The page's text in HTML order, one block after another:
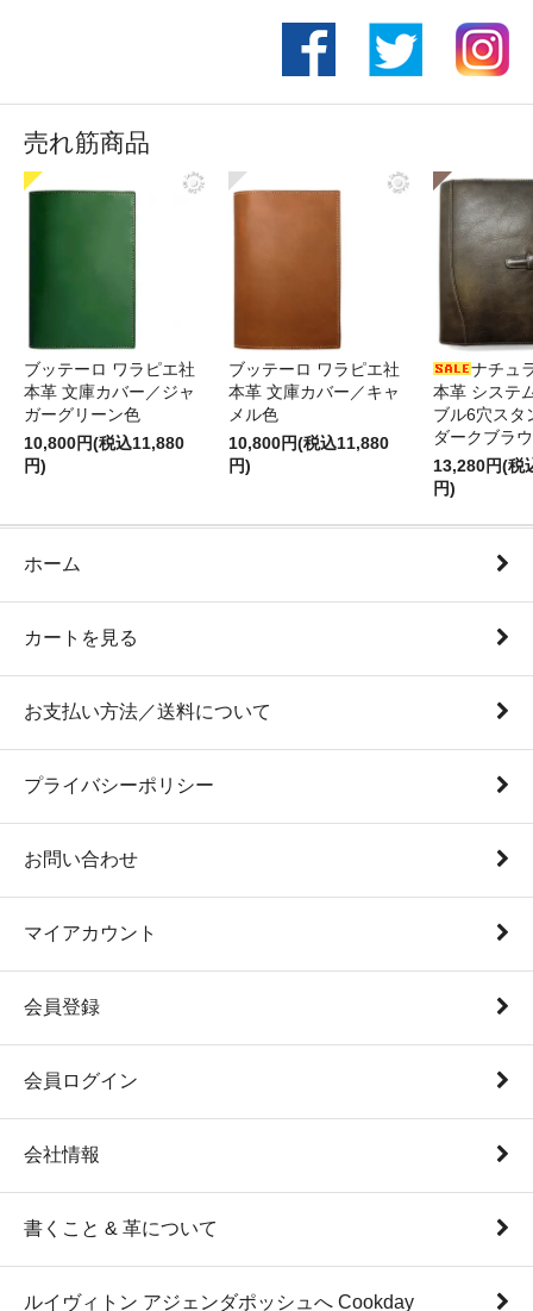
売れ筋商品
ブッテーロ ワラピエ社
本革 文庫カバー／ジャ
ガーグリーン色
10,800円(税込11,880
円)
ブッテーロ ワラピエ社
本革 文庫カバー／キャ
メル色
10,800円(税込11,880
円)
ナチュ
本革 システ
ブル6穴スタ
ダークブラ
13,280円(税
円)
ホーム
カートを見る
お支払い方法／送料について
プライバシーポリシー
お問い合わせ
マイアカウント
会員登録
会員ログイン
会社情報
書くこと & 革について
ルイヴィトン アジェンダポッシュへ Cookday